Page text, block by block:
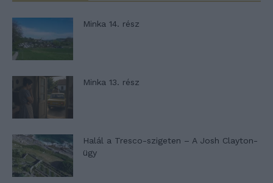
Minka 14. rész
Minka 13. rész
Halál a Tresco-szigeten – A Josh Clayton-
ügy